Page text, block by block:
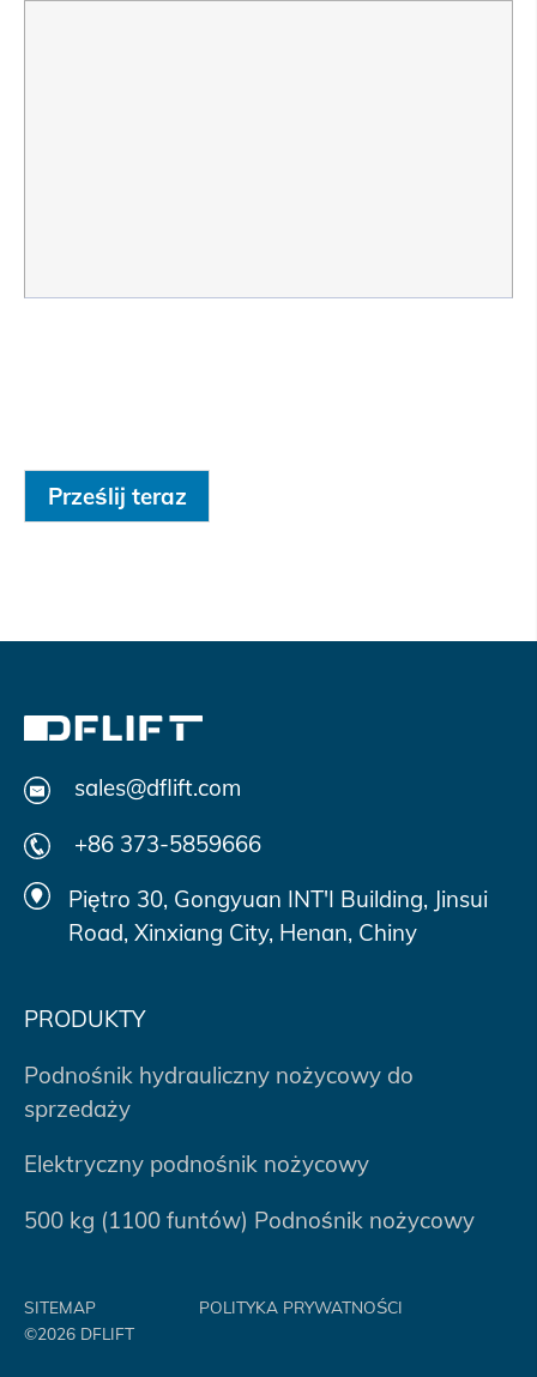
Prześlij teraz
sales@dflift.com
+86 373-5859666
Piętro 30, Gongyuan INT'I Building, Jinsui
Road, Xinxiang City, Henan, Chiny
PRODUKTY
Podnośnik hydrauliczny nożycowy do
sprzedaży
Elektryczny podnośnik nożycowy
500 kg (1100 funtów) Podnośnik nożycowy
SITEMAP
POLITYKA PRYWATNOŚCI
©2026 DFLIFT